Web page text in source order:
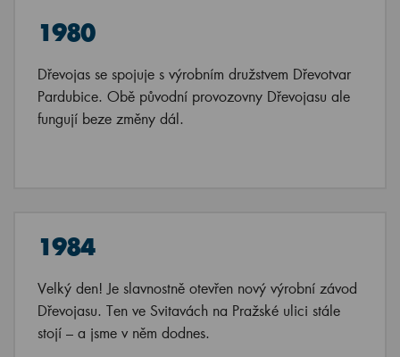
1980
Dřevojas se spojuje s výrobním družstvem Dřevotvar
Pardubice. Obě původní provozovny Dřevojasu ale
fungují beze změny dál.
1984
Velký den! Je slavnostně otevřen nový výrobní závod
Dřevojasu. Ten ve Svitavách na Pražské ulici stále
stojí – a jsme v něm dodnes.